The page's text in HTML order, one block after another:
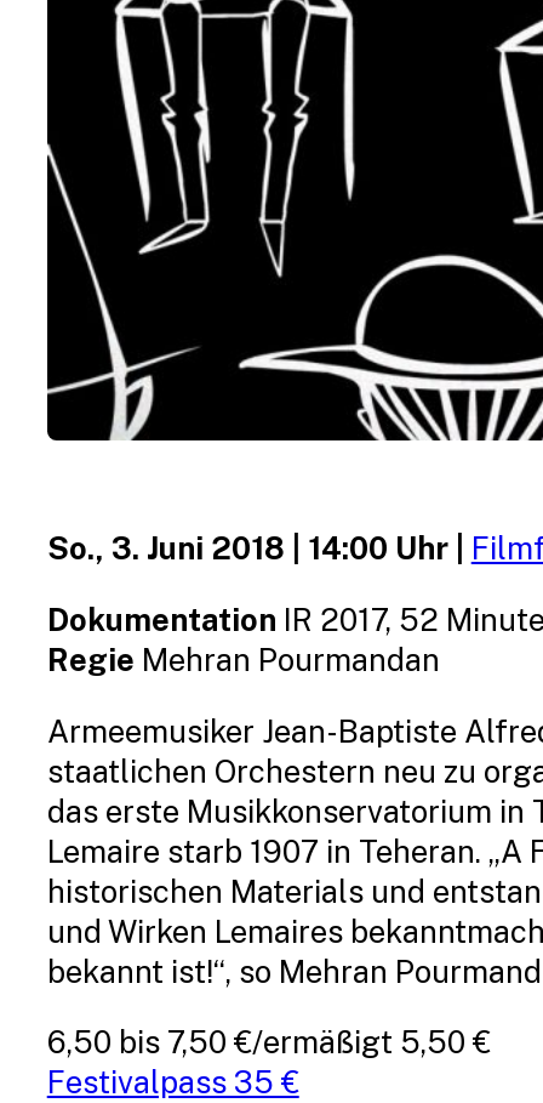
So., 3. Juni 2018 | 14:00 Uhr |
Dokumentation IR 2017, 52
Regie Mehran Pourmandan
Armeemusiker Jean-Baptiste
staatlichen Orchestern neu zu
das erste Musikkonservatorium in
Lemaire starb 1907 in Teheran.
historischen Materials und
und Wirken Lemaires
bekannt ist!“, so Mehran
6,50 bis 7,50 €/ermäßigt 5,50 €
Festivalpass 35 €